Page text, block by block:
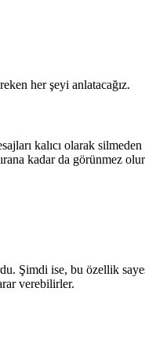
her şeyi anlatacağız.
kalıcı olarak
kadar da görünmez
Şimdi ise, bu özellik
verebilirler.